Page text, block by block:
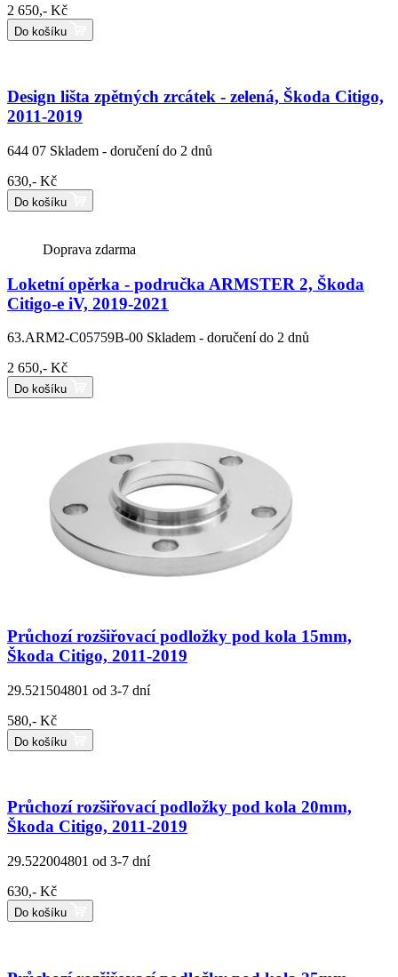
2 650,- Kč
Do košíku
Design lišta zpětných zrcátek - zelená, Škoda Citigo,
2011-2019
644 07 Skladem - doručení do 2 dnů
630,- Kč
Do košíku
Doprava zdarma
Loketní opěrka - područka ARMSTER 2, Škoda
Citigo-e iV, 2019-2021
63.ARM2-C05759B-00 Skladem - doručení do 2 dnů
2 650,- Kč
Do košíku
Průchozí rozšiřovací podložky pod kola 15mm,
Škoda Citigo, 2011-2019
29.521504801 od 3-7 dní
580,- Kč
Do košíku
Průchozí rozšiřovací podložky pod kola 20mm,
Škoda Citigo, 2011-2019
29.522004801 od 3-7 dní
630,- Kč
Do košíku